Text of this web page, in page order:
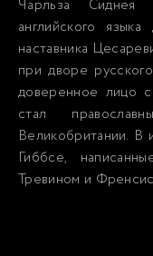
Чарльза Сиднея
английского
наставника
при дворе
доверенное лицо
стал
Великобритании. В
Гиббсе,
Тревином и